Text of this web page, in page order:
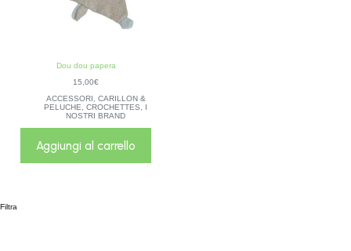
Dou dou papera
15,00€
ACCESSORI, CARILLON &
PELUCHE,CROCHETTES, I
NOSTRI BRAND
Aggiungi al carrello
Filtra